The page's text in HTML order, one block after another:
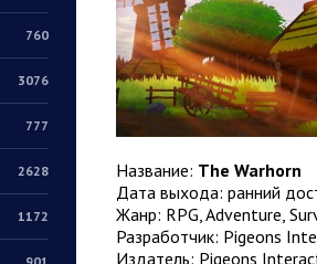
760
3076
777
2628
1172
Название: The Warhorn
Дата выхода: ранний
Жанр: RPG, Adventure,
Разработчик: Pigeons
Издатель: Pigeons